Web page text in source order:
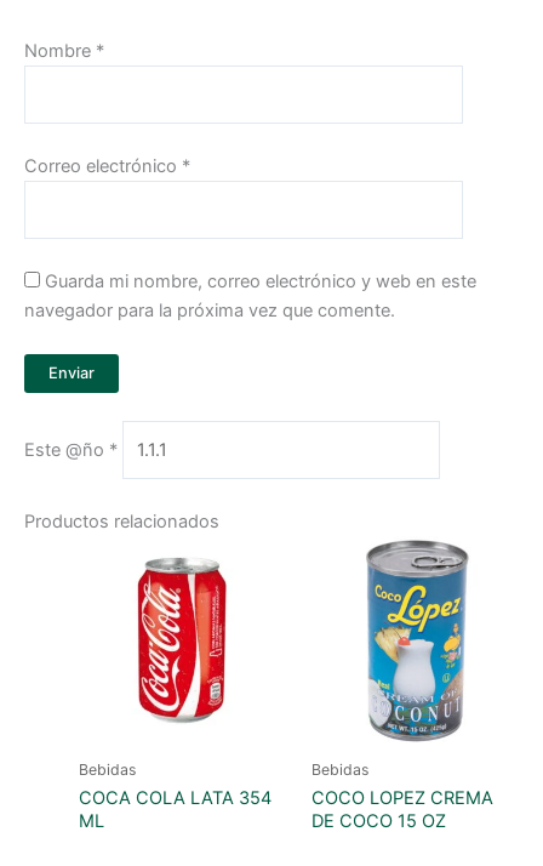
Nombre *
Correo electrónico *
Guarda mi nombre, correo electrónico y web en este
navegador para la próxima vez que comente.
Este @ño *
Productos relacionados
Bebidas
COCA COLA LATA 354
ML
Bebidas
COCO LOPEZ CREMA
DE COCO 15 OZ